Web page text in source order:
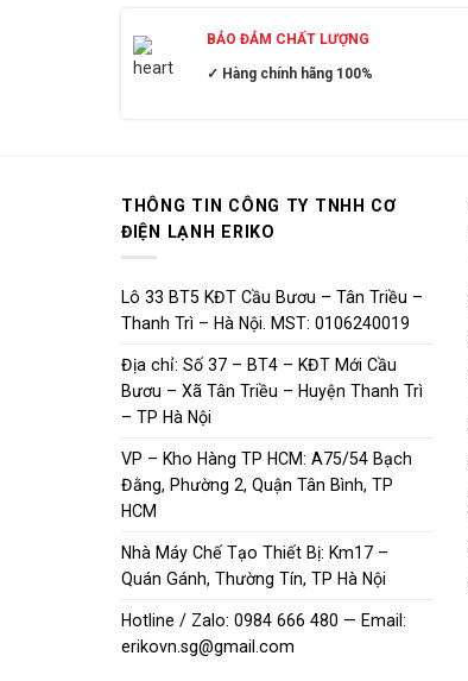
BẢO ĐẢM CHẤT LƯỢNG
✓ Hàng chính hãng 100%
THÔNG TIN CÔNG TY TNHH CƠ
ĐIỆN LẠNH ERIKO
Lô 33 BT5 KĐT Cầu Bươu – Tân Triều –
Thanh Trì – Hà Nội. MST: 0106240019
Địa chỉ: Số 37 – BT4 – KĐT Mới Cầu
Bươu – Xã Tân Triều – Huyện Thanh Trì
– TP Hà Nội
VP – Kho Hàng TP HCM: A75/54 Bạch
Đằng, Phường 2, Quận Tân Bình, TP
HCM
Nhà Máy Chế Tạo Thiết Bị: Km17 –
Quán Gánh, Thường Tín, TP Hà Nội
Hotline / Zalo: 0984 666 480 — Email:
erikovn.sg@gmail.com